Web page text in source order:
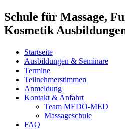
Schule für Massage,
Kosmetik
Startseite
Ausbildungen & Seminare
Termine
Teilnehmerstimmen
Anmeldung
Kontakt & Anfahrt
Team MEDO-MED
Massageschule
FAQ